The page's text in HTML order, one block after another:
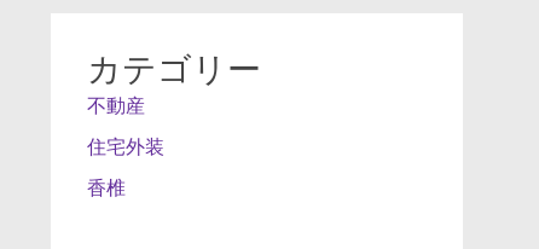
カテゴリー
不動産
住宅外装
香椎